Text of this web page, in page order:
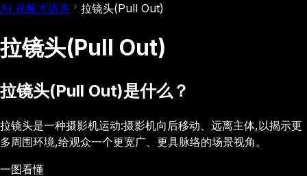
AI 视频术语表 拉镜头(Pull Out)
拉镜头(Pull Out)
拉镜头(Pull Out)是什么？
拉镜头是一种摄影机运动:摄影机向后移动、远离主体,以揭示更
多周围环境,给观众一个更宽广、更具脉络的场景视角。
一图看懂